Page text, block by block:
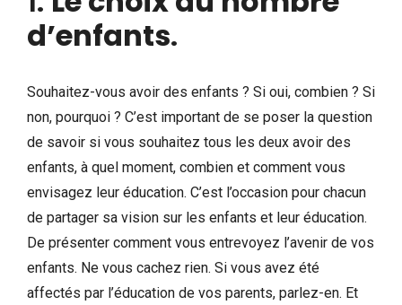
d’enfants.
Souhaitez-vous avoir des enfants ? Si oui, combien ? Si
non, pourquoi ? C’est important de se poser la question
de savoir si vous souhaitez tous les deux avoir des
enfants, à quel moment, combien et comment vous
envisagez leur éducation. C’est l’occasion pour chacun
de partager sa vision sur les enfants et leur éducation.
De présenter comment vous entrevoyez l’avenir de vos
enfants. Ne vous cachez rien. Si vous avez été
affectés par l’éducation de vos parents, parlez-en. Et